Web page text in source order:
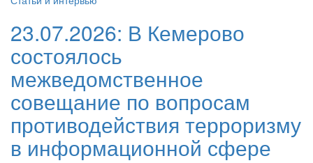
23.07.2026: В Кемерово
состоялось
межведомственное
совещание по вопросам
противодействия терроризму
в информационной сфере